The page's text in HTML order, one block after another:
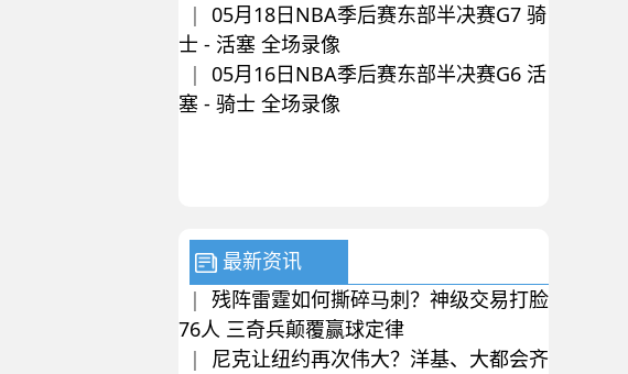
| 05月18日NBA季后赛东部半决赛G7 骑
士 - 活塞 全场录像
| 05月16日NBA季后赛东部半决赛G6 活
塞 - 骑士 全场录像
最新资讯
| 残阵雷霆如何撕碎马刺？神级交易打脸
76人 三奇兵颠覆赢球定律
| 尼克让纽约再次伟大？洋基、大都会齐